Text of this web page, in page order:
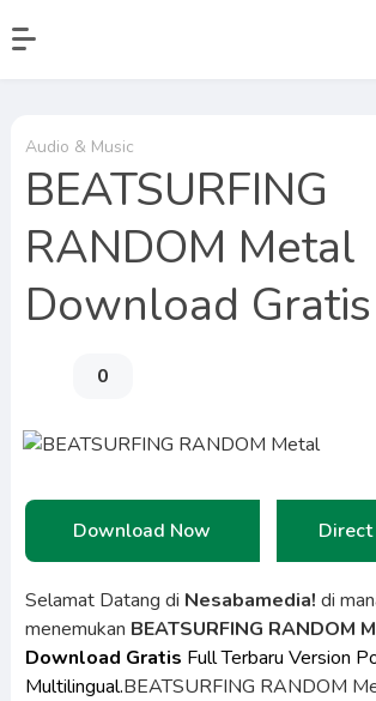
Audio & Music
BEATSURFING
RANDOM Metal
Download
0
Download Now
Selamat Datang di Nesabamedia! di
menemukan BEATSURFING RANDOM
Download Gratis Full Terbaru Version
Multilingual.BEATSURFING RANDOM